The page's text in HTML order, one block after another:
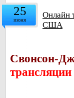
25
июня
Онлайн
США
Свонсон-